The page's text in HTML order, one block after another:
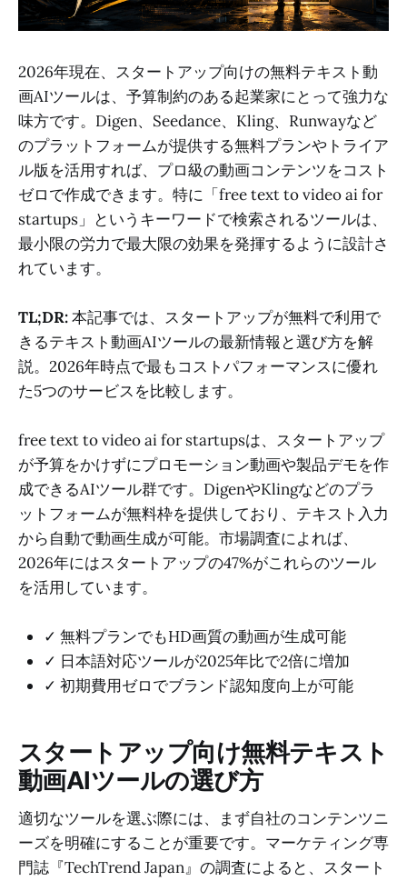
2026年現在、スタートアップ向けの無料テキスト動
画AIツールは、予算制約のある起業家にとって強力な
味方です。Digen、Seedance、Kling、Runwayなど
のプラットフォームが提供する無料プランやトライア
ル版を活用すれば、プロ級の動画コンテンツをコスト
ゼロで作成できます。特に「free text to video ai for
startups」というキーワードで検索されるツールは、
最小限の労力で最大限の効果を発揮するように設計さ
れています。
TL;DR:本記事では、スタートアップが無料で利用で
きるテキスト動画AIツールの最新情報と選び方を解
説。2026年時点で最もコストパフォーマンスに優れ
た5つのサービスを比較します。
free text to video ai for startupsは、スタートアップ
が予算をかけずにプロモーション動画や製品デモを作
成できるAIツール群です。DigenやKlingなどのプラ
ットフォームが無料枠を提供しており、テキスト入力
から自動で動画生成が可能。市場調査によれば、
2026年にはスタートアップの47%がこれらのツール
を活用しています。
✓ 無料プランでもHD画質の動画が生成可能
✓ 日本語対応ツールが2025年比で2倍に増加
✓ 初期費用ゼロでブランド認知度向上が可能
スタートアップ向け無料テキスト
動画AIツールの選び方
適切なツールを選ぶ際には、まず自社のコンテンツニ
ーズを明確にすることが重要です。マーケティング専
門誌『TechTrend Japan』の調査によると、スタート